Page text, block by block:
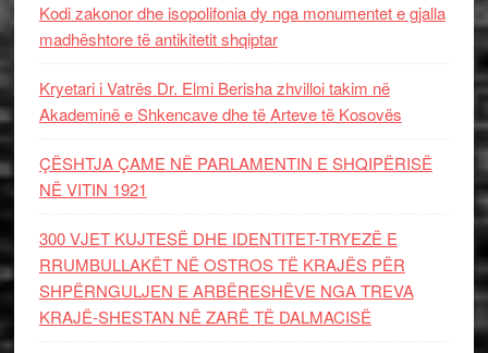
Kodi zakonor dhe isopolifonia dy nga monumentet e gjalla
madhështore të antikitetit shqiptar
Kryetari i Vatrës Dr. Elmi Berisha zhvilloi takim në
Akademinë e Shkencave dhe të Arteve të Kosovës
ÇËSHTJA ÇAME NË PARLAMENTIN E SHQIPËRISË
NË VITIN 1921
300 VJET KUJTESË DHE IDENTITET-TRYEZË E
RRUMBULLAKËT NË OSTROS TË KRAJËS PËR
SHPËRNGULJEN E ARBËRESHËVE NGA TREVA
KRAJË-SHESTAN NË ZARË TË DALMACISË